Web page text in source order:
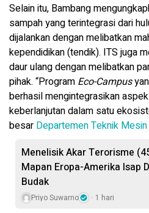
Selain itu, Bambang
sampah yang terintegrasi dari
dijalankan dengan melibatkan
kependidikan (tendik). ITS juga
daur ulang dengan melibatkan
pihak. “Program Eco-Campus
berhasil mengintegrasikan
keberlanjutan dalam satu
besar Departemen Teknik Mesin
Menelisik Akar Terorisme
Mapan Eropa-Amerika Isap
Budak
Priyo Suwarno 1 hari